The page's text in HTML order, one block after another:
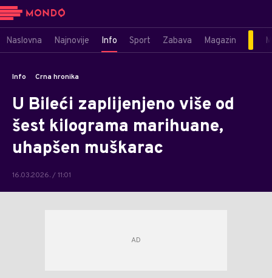
Naslovna Najnovije Info Sport Zabava Magazin
Info Crna hronika
U Bileći zaplijenjeno više od
šest kilograma marihuane,
uhapšen muškarac
16.03.2026. / 11:01